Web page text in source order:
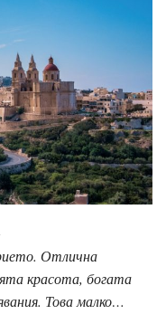
Отлична
красота, богата
Това малко…